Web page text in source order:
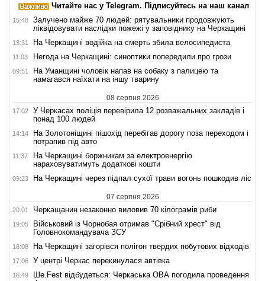
Читайте нас у Telegram. Підписуйтесь на наш канал
15:48
Залучено майже 70 людей: рятувальники продовжують
ліквідовувати наслідки пожежі у заповіднику на Черкащині
13:31 На Черкащині водійка на смерть збила велосипедиста
11:03 Негода на Черкащині: синоптики попередили про грози
09:51
На Уманщині чоловік напав на собаку з палицею та
намагався наїхати на іншу тварину
08 серпня 2026
17:02
У Черкасах поліція перевірила 12 розважальних закладів і
понад 100 людей
14:14
На Золотоніщині пішохід перебігав дорогу поза переходом і
потрапив під авто
11:37
На Черкащині боржникам за електроенергію
нараховуватимуть додаткові кошти
09:23 На Черкащині через підпал сухої трави вогонь пошкодив ліс
07 серпня 2026
20:01 Черкащанин незаконно виловив 70 кілограмів риби
19:05
Військовий із Чорнобая отримав "Срібний хрест" від
Головнокомандувача ЗСУ
18:08 На Черкащині загорівся полігон твердих побутових відходів
17:06 У центрі Черкас перекинулася автівка
16:49
Ше.Fest відбудеться: Черкаська ОВА погодила проведення